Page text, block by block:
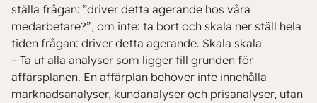
ställa frågan: ”driver detta agerande hos våra
medarbetare?”, om inte: ta bort och skala ner ställ hela
tiden frågan: driver detta agerande. Skala skala
– Ta ut alla analyser som ligger till grunden för
affärsplanen. En affärplan behöver inte innehålla
marknadsanalyser, kundanalyser och prisanalyser, utan